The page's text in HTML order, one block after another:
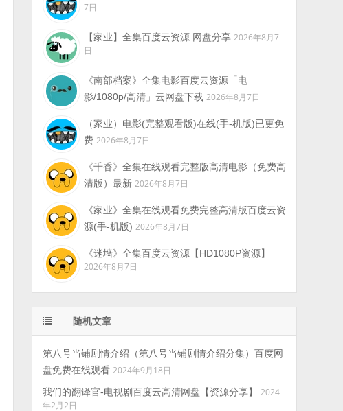
7日
【家业】全集百度云资源 网盘分享 2026年8月7
日
《南部档案》全集电影百度云资源「电
影/1080p/高清」云网盘下载 2026年8月7日
（家业）电影(完整观看版)在线(手-机版)已更免
费 2026年8月7日
《千香》全集在线观看完整版高清电影（免费高
清版）最新 2026年8月7日
《家业》全集在线观看免费完整高清版百度云资
源(手-机版) 2026年8月7日
《迷墙》全集百度云资源【HD1080P资源】
2026年8月7日
随机文章
第八号当铺剧情介绍（第八号当铺剧情介绍分集）百度网
盘免费在线观看 2024年9月18日
我们的翻译官-电视剧百度云高清网盘【资源分享】
2024
年2月2日